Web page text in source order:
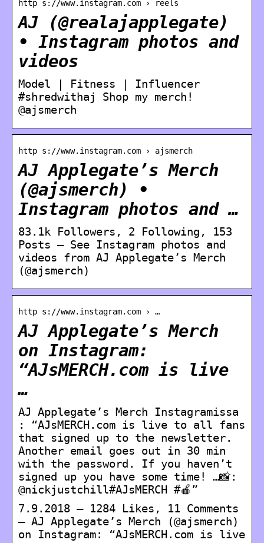
http s://www.instagram.com › reels
AJ (@realajapplegate)
• Instagram photos and
videos
Model | Fitness | Influencer
#shredwithaj Shop my merch!
@ajsmerch
http s://www.instagram.com › ajsmerch
AJ Applegate’s Merch
(@ajsmerch) •
Instagram photos and …
83.1k Followers, 2 Following, 153
Posts – See Instagram photos and
videos from AJ Applegate’s Merch
(@ajsmerch)
http s://www.instagram.com › …
AJ Applegate’s Merch
on Instagram:
“AJsMERCH.com is live
…
AJ Applegate’s Merch Instagramissa
: “AJsMERCH.com is live to all fans
that signed up to the newsletter.
Another email goes out in 30 min
with the password. If you haven’t
signed up you have some time! …📸:
@nickjustchill#AJsMERCH #🍎”
7.9.2018 — 1284 Likes, 11 Comments
– AJ Applegate’s Merch (@ajsmerch)
on Instagram: “AJsMERCH.com is live